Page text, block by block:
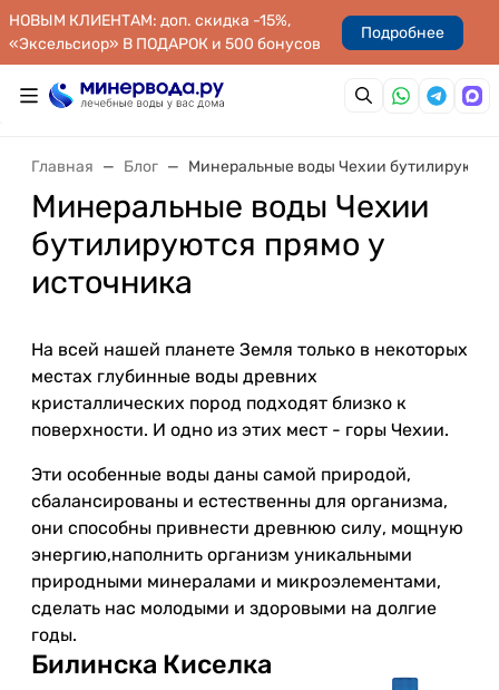
НОВЫМ КЛИЕНТАМ: доп. скидка -15%,
«Эксельсиор» В ПОДАРОК и 500 бонусов
Подробнее
Главная Блог Минеральные воды Чехии
Минеральные воды Чехии
бутилируются прямо у
источника
На всей нашей планете Земля только в некоторых
местах глубинные воды древних
кристаллических пород подходят близко к
поверхности. И одно из этих мест - горы Чехии.
Эти особенные воды даны самой природой,
сбалансированы и естественны для организма,
они способны привнести древнюю силу, мощную
энергию,наполнить организм уникальными
природными минералами и микроэлементами,
сделать нас молодыми и здоровыми на долгие
годы.
Билинска Киселка